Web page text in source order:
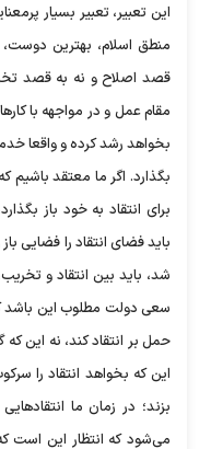
این تعبیر، تعبیر بسیار
منطق اسلام، بهترین
قصد اصلاح و نه به قصد
مقام عمل و در مواجهه با
بخواهد رشد کرده و واقعا
بگذارد. اگر ما معتقد
برای انتقاد به خود باز
باید فضای انتقاد را فضایی
شد، باید بین انتقاد و
سعی دولت مطلوب این باشد
حمل بر انتقاد کند، نه این
این که بخواهد انتقاد را
بزند؛ در زمان ما
می‌شود که انتظار این است